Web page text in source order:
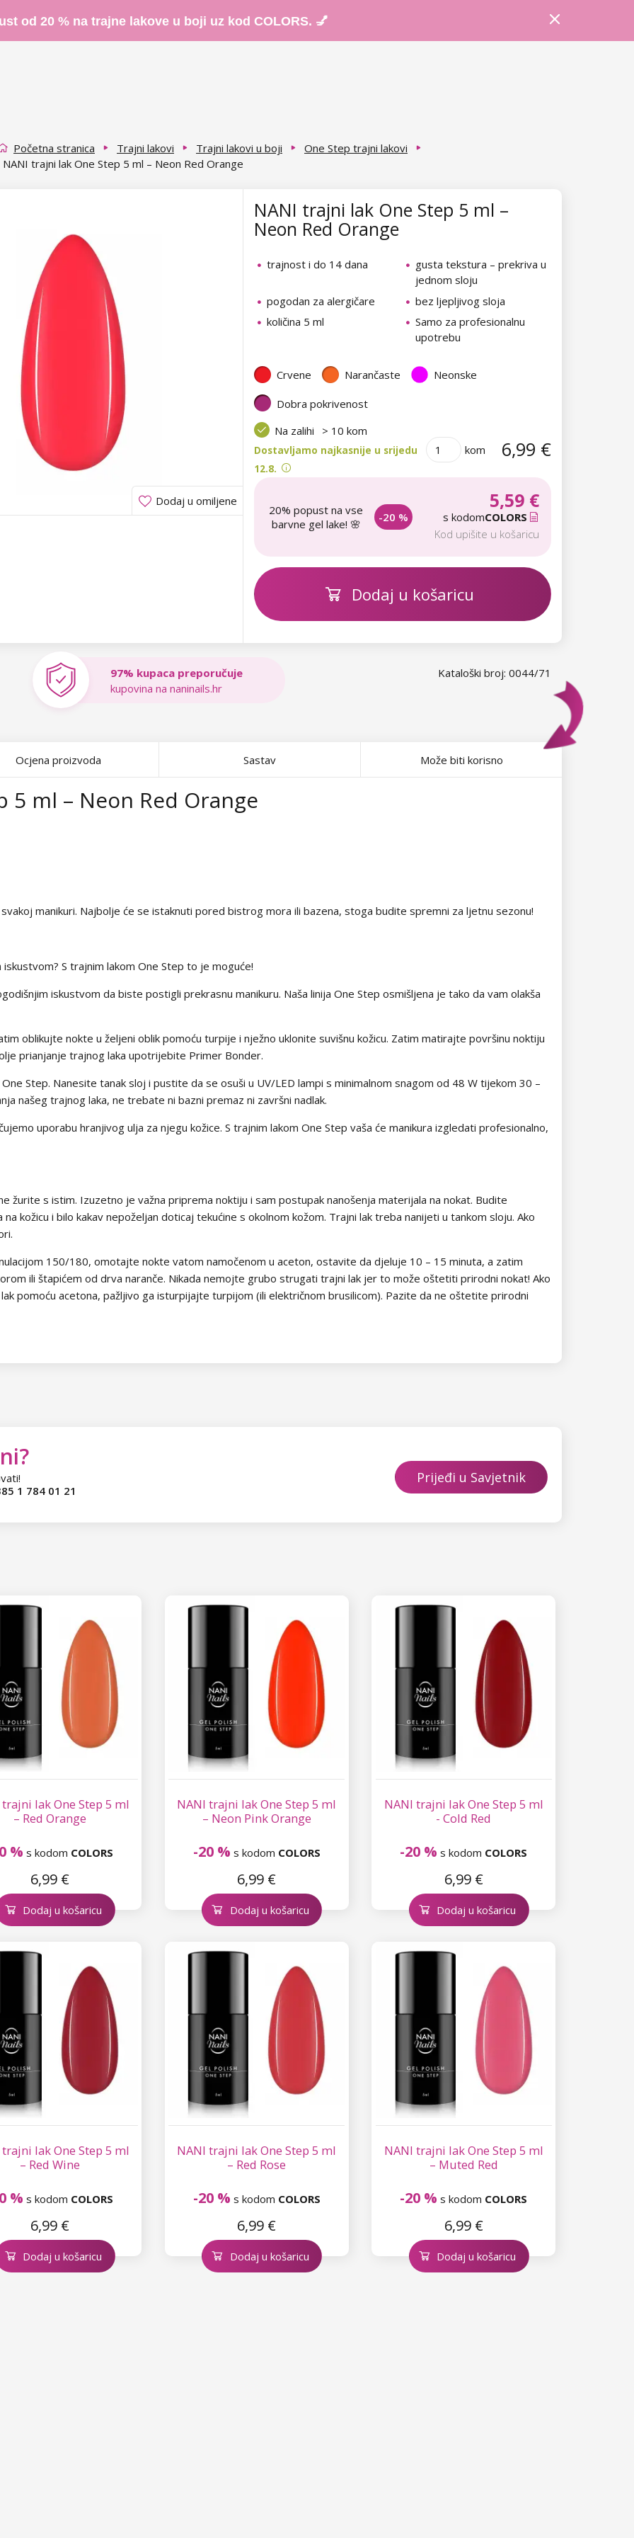
od 20 % na trajne lakove u boji uz kod COLORS. 💅
Početna stranica Trajni lakovi Trajni lakovi u boji
One Step trajni lakovi
NANI trajni lak One Step 5 ml – Neon Red Orange
Dodaj u omiljene
NANI trajni lak One Step 5 ml –
Neon Red Orange
trajnost i do 14 dana
gusta tekstura – prekriva u
jednom sloju
pogodan za alergičare
bez ljepljivog sloja
količina 5 ml
Samo za profesionalnu
upotrebu
Crvene Narančaste Neonske
Dobra pokrivenost
Na zalihi
> 10 kom
Dostavljamo najkasnije u srijedu
12.8.
kom 6,99 €
20% popust na vse
barvne gel lake! 🌸
-20 %
5,59 €
s kodomCOLORS
Kod upišite u košaricu
Dodaj u košaricu
Kataloški broj: 0044/71
97% kupaca preporučuje
kupovina na naninails.hr
5 ml – Neon Red Orange
manikuri. Najbolje će se istaknuti pored bistrog mora ili bazena, stoga budite spremni za ljetnu sezonu!
S trajnim lakom One Step to je moguće!
iskustvom da biste postigli prekrasnu manikuru. Naša linija One Step osmišljena je tako da vam olakša
oblikujte nokte u željeni oblik pomoću turpije i nježno uklonite suvišnu kožicu. Zatim matirajte površinu noktiju
prianjanje trajnog laka upotrijebite Primer Bonder.
Step. Nanesite tanak sloj i pustite da se osuši u UV/LED lampi s minimalnom snagom od 48 W tijekom 30 –
našeg trajnog laka, ne trebate ni bazni premaz ni završni nadlak.
uporabu hranjivog ulja za njegu kožice. S trajnim lakom One Step vaša će manikura izgledati profesionalno,
žurite s istim. Izuzetno je važna priprema noktiju i sam postupak nanošenja materijala na nokat. Budite
kožicu i bilo kakav nepoželjan doticaj tekućine s okolnom kožom. Trajni lak treba nanijeti u tankom sloju. Ako
150/180, omotajte nokte vatom namočenom u aceton, ostavite da djeluje 10 – 15 minuta, a zatim
ili štapićem od drva naranče. Nikada nemojte grubo strugati trajni lak jer to može oštetiti prirodni nokat! Ako
pomoću acetona, pažljivo ga isturpijajte turpijom (ili električnom brusilicom). Pazite da ne oštetite prirodni
Ocjena proizvoda Sastav Može biti korisno
1 784 01 21
Prijeđi u Savjetnik
lak One Step 5 ml
– Red Orange
% s kodom COLORS
6,99 €
Dodaj u košaricu
NANI trajni lak One Step 5 ml
– Neon Pink Orange
-20 % s kodom COLORS
6,99 €
Dodaj u košaricu
NANI trajni lak One Step 5 ml
- Cold Red
-20 % s kodom COLORS
6,99 €
Dodaj u košaricu
lak One Step 5 ml
– Red Wine
% s kodom COLORS
6,99 €
Dodaj u košaricu
NANI trajni lak One Step 5 ml
– Red Rose
-20 % s kodom COLORS
6,99 €
Dodaj u košaricu
NANI trajni lak One Step 5 ml
– Muted Red
-20 % s kodom COLORS
6,99 €
Dodaj u košaricu